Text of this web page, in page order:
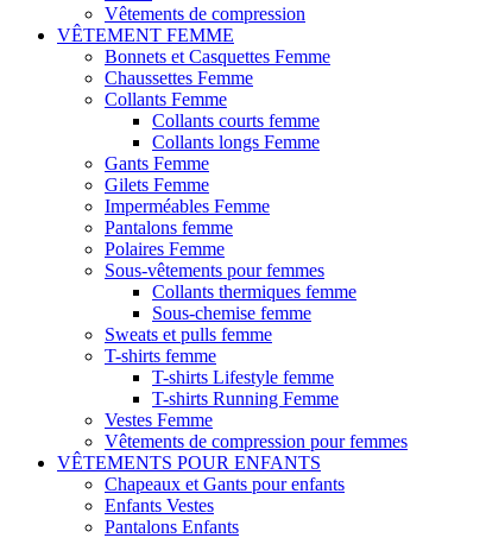
Vêtements de compression
VÊTEMENT FEMME
Bonnets et Casquettes Femme
Chaussettes Femme
Collants Femme
Collants courts femme
Collants longs Femme
Gants Femme
Gilets Femme
Imperméables Femme
Pantalons femme
Polaires Femme
Sous-vêtements pour femmes
Collants thermiques femme
Sous-chemise femme
Sweats et pulls femme
T-shirts femme
T-shirts Lifestyle femme
T-shirts Running Femme
Vestes Femme
Vêtements de compression pour femmes
VÊTEMENTS POUR ENFANTS
Chapeaux et Gants pour enfants
Enfants Vestes
Pantalons Enfants